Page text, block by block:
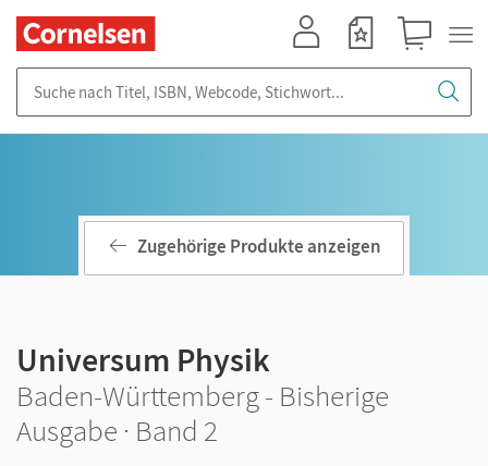
Zugehörige Produkte anzeigen
Universum Physik
Baden-Württemberg - Bisherige
Ausgabe · Band 2